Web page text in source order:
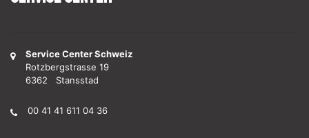
Service Center Schweiz
Rotzbergstrasse 19
6362 Stansstad
00 41 41 611 04 36